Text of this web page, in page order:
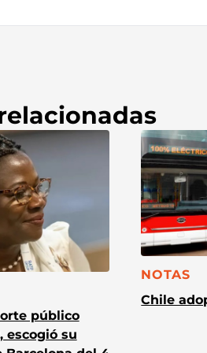
público
escogió su
NOTAS
Chile